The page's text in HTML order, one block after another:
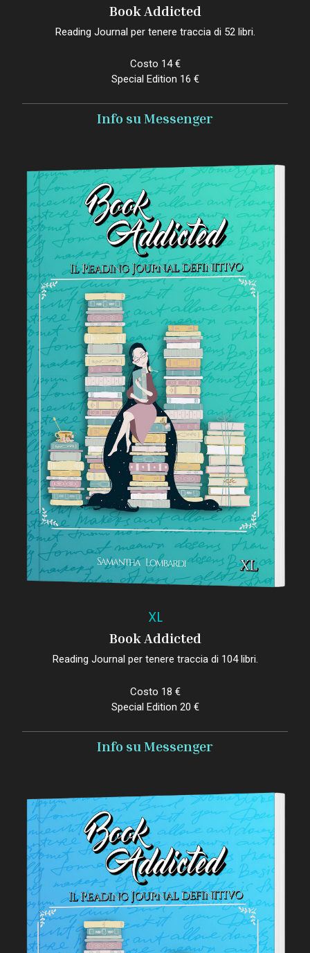
Book Addicted
Reading Journal per tenere traccia di 52 libri.
Costo 14 €
Special Edition 16 €
Info su Messenger
XL
Book Addicted
Reading Journal per tenere traccia di 104 libri.
Costo 18 €
Special Edition 20 €
Info su Messenger